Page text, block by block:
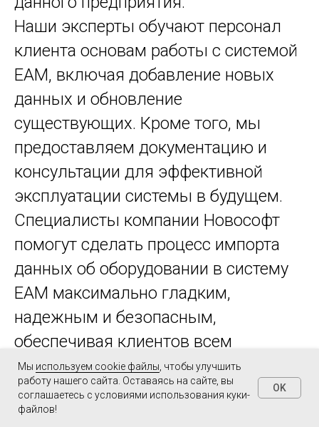
Наши эксперты обучают персонал
клиента основам работы с системой
EAM, включая добавление новых
данных и обновление
существующих. Кроме того, мы
предоставляем документацию и
консультации для эффективной
эксплуатации системы в будущем.
Специалисты компании Новософт
помогут сделать процесс импорта
данных об оборудовании в систему
EAM максимально гладким,
надежным и безопасным,
обеспечивая клиентов всем
необходимым инструментарием и
знаниями для успешного внедрения.
Мы используем cookie файлы , чтобы улучшить
работу нашего сайта. Оставаясь на сайте, вы
соглашаетесь с условиями использования куки-
файлов!
OK